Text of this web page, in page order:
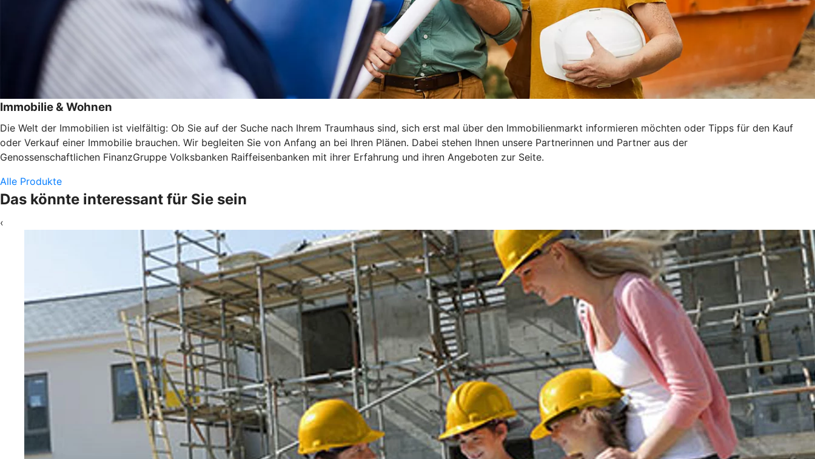
Immobilie & Wohnen
Die Welt der Immobilien ist vielfältig: Ob Sie auf der Suche nach Ihrem Traumhaus sind, sich erst mal über den Immobilienmarkt informieren möchten oder Tipps für den Kauf
oder Verkauf einer Immobilie brauchen. Wir begleiten Sie von Anfang an bei Ihren Plänen. Dabei stehen Ihnen unsere Partnerinnen und Partner aus der
Genossenschaftlichen FinanzGruppe Volksbanken Raiffeisenbanken mit ihrer Erfahrung und ihren Angeboten zur Seite.
Alle Produkte
Das könnte interessant für Sie sein
‹